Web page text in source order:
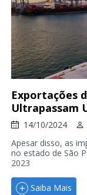
Exportações
Ultrapassam
14/10/2024
Apesar disso, as
no estado de São
2023
Saiba Mais